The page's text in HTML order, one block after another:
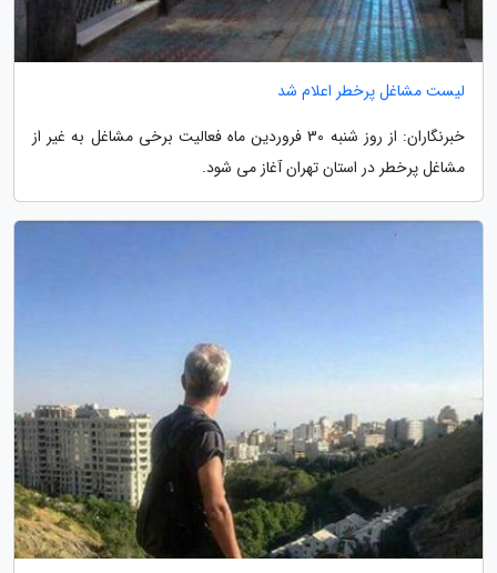
لیست مشاغل پرخطر اعلام شد
خبرنگاران: از روز شنبه 30 فروردین ماه فعالیت برخی مشاغل به غیر از
مشاغل پرخطر در استان تهران آغاز می شود.